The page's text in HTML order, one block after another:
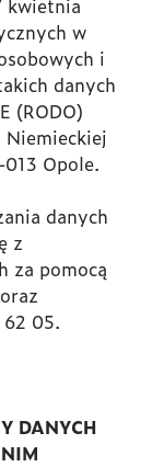
kwietnia
w
i
danych
(RODO)
Niemieckiej
Opole.
danych
z
za pomocą
05.
DANYCH